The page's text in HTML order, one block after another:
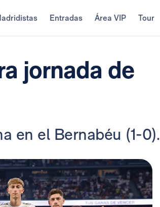
Entradas Área VIP Tour
jornada de
en el Bernabéu (1-0).